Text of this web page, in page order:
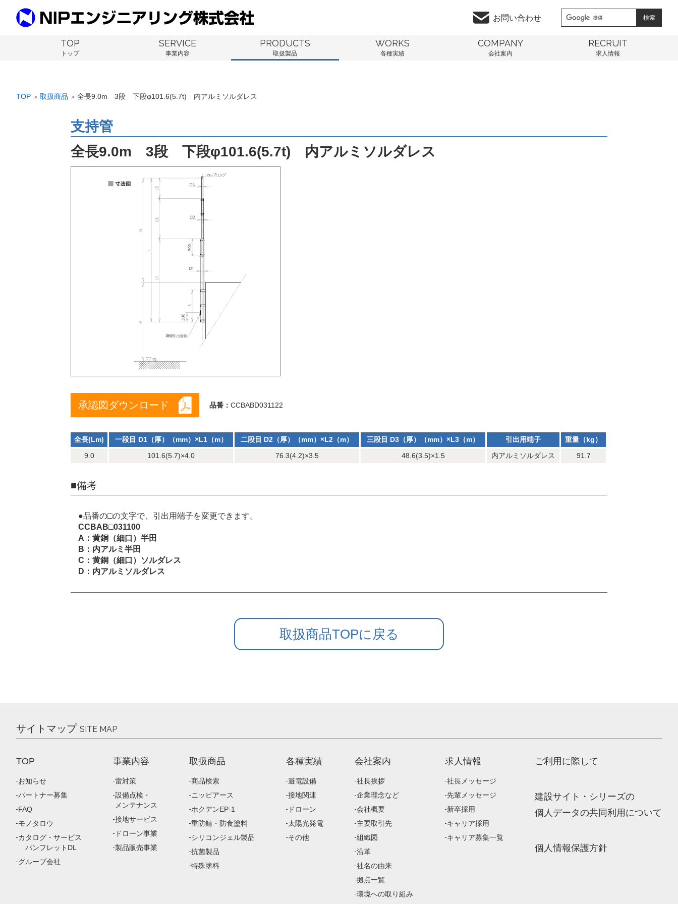
お問い合わせ
TOP
トップ
SERVICE
事業内容
PRODUCTS
取扱製品
WORKS
各種実績
COMPANY
会社案内
RECRUIT
求人情報
TOP ＞ 取扱商品 ＞ 全長9.0m 3段 下段φ101.6(5.7t) 内アルミソルダレス
支持管
全長9.0m 3段 下段φ101.6(5.7t) 内アルミソルダレス
承認図ダウンロード 品番： CCBABD031122
全長(Lm) 一段目 D1（厚）（mm）×L1（m） 二段目 D2（厚）（mm）×L2（m） 三段目 D3（厚）（mm）×L3（m） 引出用端子
重量（kg）
9.0
101.6(5.7)×4.0 76.3(4.2)×3.5 48.6(3.5)×1.5 内アルミソルダレス 91.7
■備考
●品番の□の文字で、引出用端子を変更できます。
CCBAB□031100
A：黄銅（細口）半田
B：内アルミ半田
C：黄銅（細口）ソルダレス
D：内アルミソルダレス
取扱商品TOPに戻る
サイトマップ SITE MAP
TOP
お知らせ
パートナー募集
FAQ
モノタロウ
カタログ・サービス
パンフレットDL
グループ会社
事業内容
雷対策
設備点検・
メンテナンス
接地サービス
ドローン事業
製品販売事業
取扱商品
商品検索
ニッピアース
ホクデンEP-1
重防錆・防食塗料
シリコンジェル製品
抗菌製品
特殊塗料
各種実績
避電設備
接地関連
ドローン
太陽光発電
その他
会社案内
社長挨拶
企業理念など
会社概要
主要取引先
組織図
沿革
社名の由来
拠点一覧
環境への取り組み
求人情報
社長メッセージ
先輩メッセージ
新卒採用
キャリア採用
キャリア募集一覧
ご利用に際して
建設サイト・シリーズの
個人データの共同利用について
個人情報保護方針